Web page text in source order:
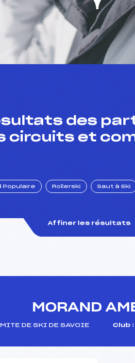
des
circuits et
Populaire Rollerski Saut à Ski
Affiner les résultats
MORAND
DE SKI DE SAVOIE Club :